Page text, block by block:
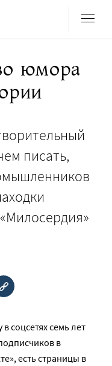
юмора
писать,
соцсетях семь лет
в
есть страницы в